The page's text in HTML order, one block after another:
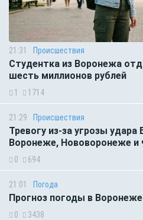
21:31 Происшествия
Студентка из Воронежа
шесть миллионов рублей
1 1714
21:29 Происшествия
Тревогу из-за угрозы
Воронеже, Нововоронеже и
0 694
21:01 Погода
Прогноз погоды в Воронеже
0 3438